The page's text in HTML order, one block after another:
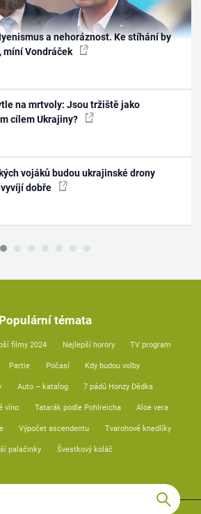
a nehoráznost. Ke stíhání by
míní Vondráček
na mrtvoly: Jsou tržiště jako
cílem Ukrajiny?
vojáků budou ukrajinské drony
dobře
Populární témata
filmy 2024 Nejlepší horory TV program
Partie Počasí Kdy budou volby
Auto – katalog 7 pádů Honzy Dědka
víno Tatarák podle Pohlreicha Aloe vera
Výpočet ascendentu Tvarohové knedlíky
palačinky Švestkový koláč